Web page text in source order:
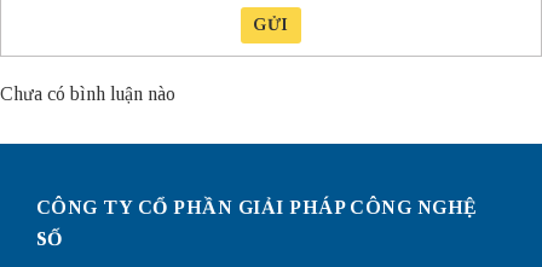
GỬI
Chưa có bình luận nào
CÔNG TY CỔ PHẦN GIẢI PHÁP CÔNG NGHỆ
SỐ